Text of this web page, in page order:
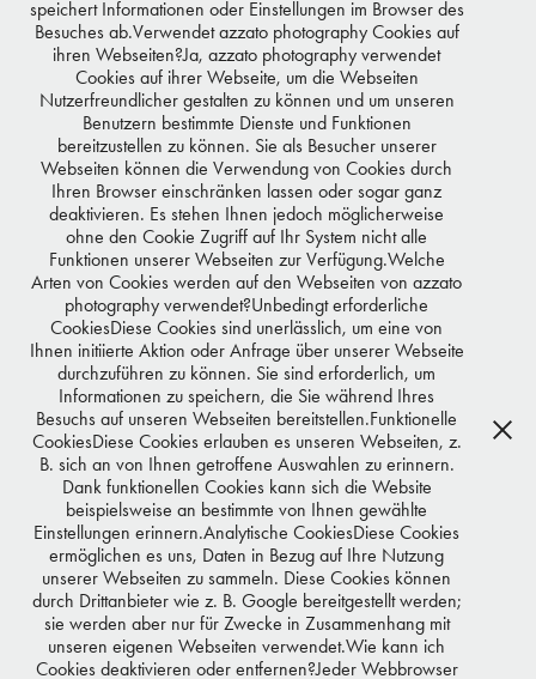
VERONA POOTH
speichert Informationen oder Einstellungen im Browser des
Besuches ab.Verwendet azzato photography Cookies auf
ihren Webseiten?Ja, azzato photography verwendet
Cookies auf ihrer Webseite, um die Webseiten
Nutzerfreundlicher gestalten zu können und um unseren
Benutzern bestimmte Dienste und Funktionen
bereitzustellen zu können. Sie als Besucher unserer
Webseiten können die Verwendung von Cookies durch
Ihren Browser einschränken lassen oder sogar ganz
deaktivieren. Es stehen Ihnen jedoch möglicherweise
ohne den Cookie Zugriff auf Ihr System nicht alle
Funktionen unserer Webseiten zur Verfügung.Welche
Arten von Cookies werden auf den Webseiten von azzato
photography verwendet?Unbedingt erforderliche
CookiesDiese Cookies sind unerlässlich, um eine von
Ihnen initiierte Aktion oder Anfrage über unserer Webseite
durchzuführen zu können. Sie sind erforderlich, um
Informationen zu speichern, die Sie während Ihres
Besuchs auf unseren Webseiten bereitstellen.Funktionelle
CookiesDiese Cookies erlauben es unseren Webseiten, z.
B. sich an von Ihnen getroffene Auswahlen zu erinnern.
Dank funktionellen Cookies kann sich die Website
beispielsweise an bestimmte von Ihnen gewählte
Einstellungen erinnern.Analytische CookiesDiese Cookies
ermöglichen es uns, Daten in Bezug auf Ihre Nutzung
unserer Webseiten zu sammeln. Diese Cookies können
durch Drittanbieter wie z. B. Google bereitgestellt werden;
sie werden aber nur für Zwecke in Zusammenhang mit
unseren eigenen Webseiten verwendet.Wie kann ich
Cookies deaktivieren oder entfernen?Jeder Webbrowser